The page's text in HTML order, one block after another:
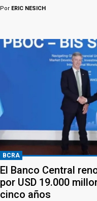
Por ERIC NESICH
BCRA
El Banco Central
por USD 19.000
cinco años